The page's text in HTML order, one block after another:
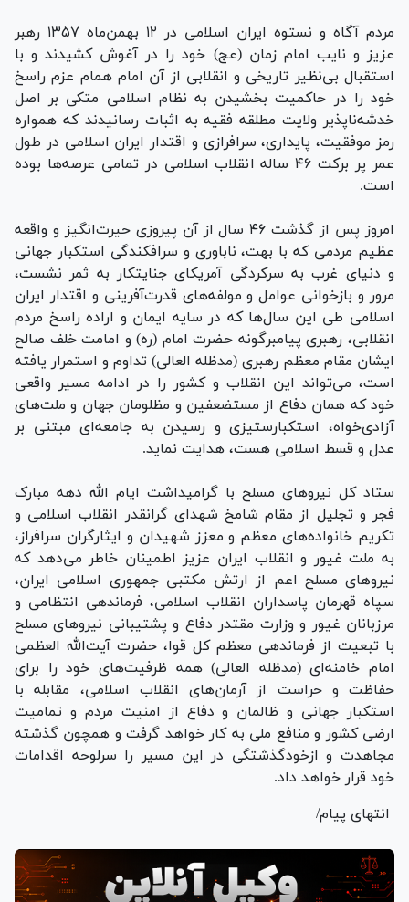
مردم آگاه و نستوه ایران اسلامی در ۱۲ بهمن‌ماه ۱۳۵۷ رهبر
عزیز و نایب امام زمان (عج) خود را در آغوش کشیدند و با
استقبال بی‌نظیر تاریخی و انقلابی از آن امام همام عزم راسخ
خود را در حاکمیت بخشیدن به نظام اسلامی متکی بر اصل
خدشه‌ناپذیر ولایت مطلقه فقیه به اثبات رسانیدند که همواره
رمز موفقیت، پایداری، سرافرازی و اقتدار ایران اسلامی در طول
عمر پر برکت ۴۶ ساله انقلاب اسلامی در تمامی عرصه‌ها بوده
است.
امروز پس از گذشت ۴۶ سال از آن پیروزی حیرت‌انگیز و واقعه
عظیم مردمی که با بهت، ناباوری و سرافکندگی استکبار جهانی
و دنیای غرب به سرکردگی آمریکای جنایتکار به ثمر نشست،
مرور و بازخوانی عوامل و مولفه‌های قدرت‌آفرینی و اقتدار ایران
اسلامی طی این سال‌ها که در سایه ایمان و اراده راسخ مردم
انقلابی، رهبری پیامبرگونه حضرت امام (ره) و امامت خلف صالح
ایشان مقام معظم رهبری (مدظله العالی) تداوم و استمرار یافته
است، می‌تواند این انقلاب و کشور را در ادامه مسیر واقعی
خود که همان دفاع از مستضعفین و مظلومان جهان و ملت‌های
آزادی‌خواه، استکبارستیزی و رسیدن به جامعه‌ای مبتنی بر
عدل و قسط اسلامی هست، هدایت نماید.
ستاد کل نیرو‌های مسلح با گرامیداشت ایام الله دهه مبارک
فجر و تجلیل از مقام شامخ شهدای گرانقدر انقلاب اسلامی و
تکریم خانواده‌های معظم و معزز شهیدان و ایثارگران سرافراز،
به ملت غیور و انقلاب ایران عزیز اطمینان خاطر می‌دهد که
نیرو‌های مسلح اعم از ارتش مکتبی جمهوری اسلامی ایران،
سپاه قهرمان پاسداران انقلاب اسلامی، فرماندهی انتظامی و
مرزبانان غیور و وزارت مقتدر دفاع و پشتیبانی نیرو‌های مسلح
با تبعیت از فرماندهی معظم کل قوا، حضرت آیت‌الله العظمی
امام خامنه‌ای (مدظله العالی) همه ظرفیت‌های خود را برای
حفاظت و حراست از آرمان‌های انقلاب اسلامی، مقابله با
استکبار جهانی و ظالمان و دفاع از امنیت مردم و تمامیت
ارضی کشور و منافع ملی به کار خواهد گرفت و همچون گذشته
مجاهدت و ازخودگذشتگی در این مسیر را سرلوحه اقدامات
خود قرار خواهد داد.
انتهای پیام/